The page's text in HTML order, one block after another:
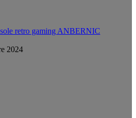
retro gaming ANBERNIC
2024